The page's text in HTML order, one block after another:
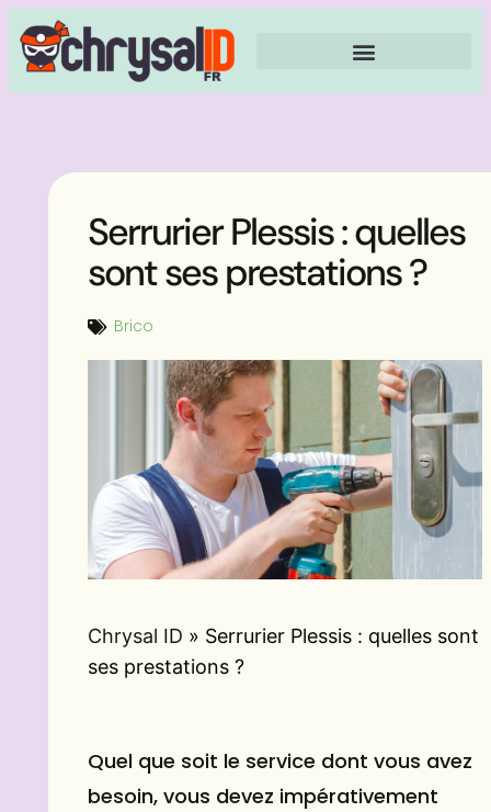
Serrurier Plessis : quelles
sont ses prestations ?
Brico
Chrysal ID » Serrurier Plessis : quelles sont
ses prestations ?
Quel que soit le service dont vous avez
besoin, vous devez impérativement